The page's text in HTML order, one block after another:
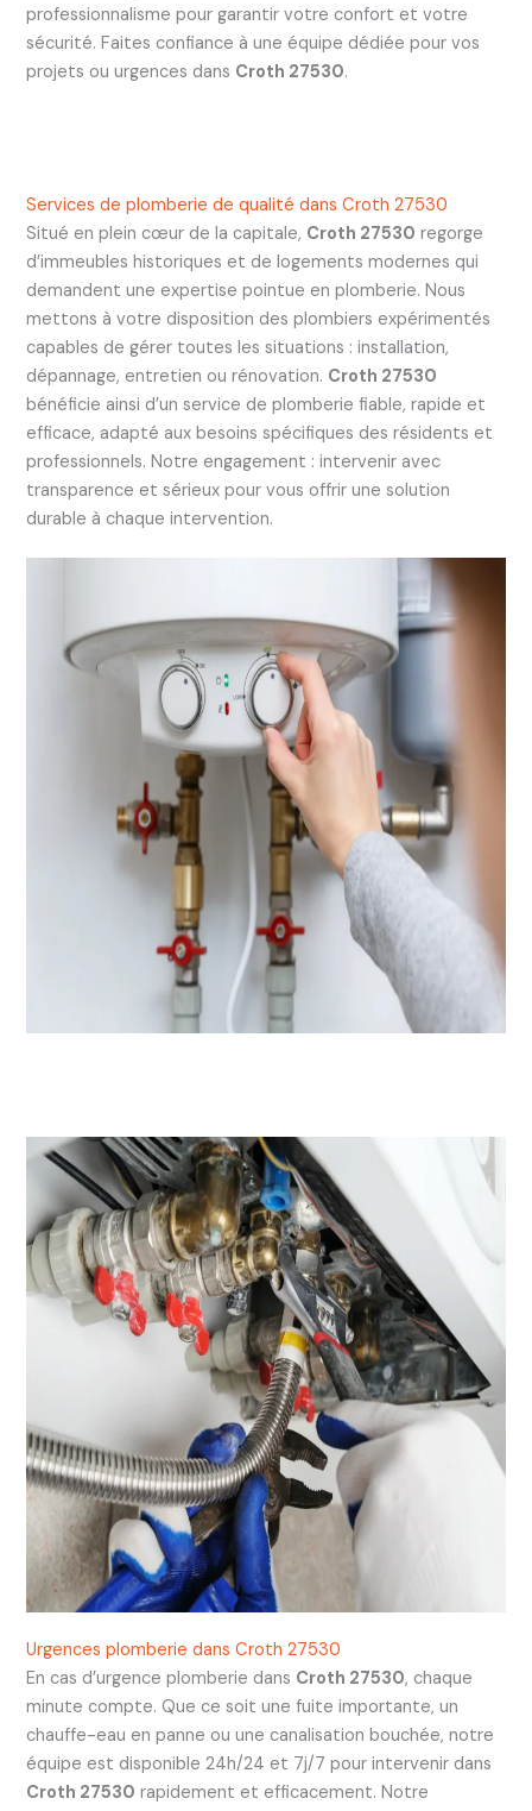
professionnalisme pour garantir votre confort et votre
sécurité. Faites confiance à une équipe dédiée pour vos
projets ou urgences dans Croth 27530.
Services de plomberie de qualité dans Croth 27530
Situé en plein cœur de la capitale, Croth 27530 regorge
d’immeubles historiques et de logements modernes qui
demandent une expertise pointue en plomberie. Nous
mettons à votre disposition des plombiers expérimentés
capables de gérer toutes les situations : installation,
dépannage, entretien ou rénovation. Croth 27530
bénéficie ainsi d’un service de plomberie fiable, rapide et
efficace, adapté aux besoins spécifiques des résidents et
professionnels. Notre engagement : intervenir avec
transparence et sérieux pour vous offrir une solution
durable à chaque intervention.
Urgences plomberie dans Croth 27530
En cas d’urgence plomberie dans Croth 27530, chaque
minute compte. Que ce soit une fuite importante, un
chauffe-eau en panne ou une canalisation bouchée, notre
équipe est disponible 24h/24 et 7j/7 pour intervenir dans
Croth 27530 rapidement et efficacement. Notre